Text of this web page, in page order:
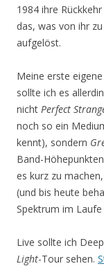
1984 ihre
das, was von ihr
aufgelöst.
Meine erste
sollte ich es
nicht Perfect
noch so ein
kennt), sondern
Band-
es kurz zu
(und bis heute
Spektrum im
Live sollte ich
Light-Tour sehen.